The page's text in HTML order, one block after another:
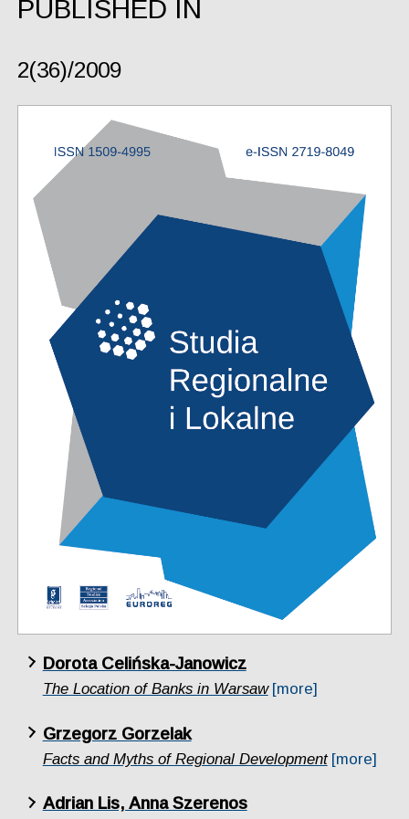
PUBLISHED IN
2(36)/2009
Dorota Celińska-Janowicz
The Location of Banks in Warsaw [more]
Grzegorz Gorzelak
Facts and Myths of Regional Development [more]
Adrian Lis, Anna Szerenos